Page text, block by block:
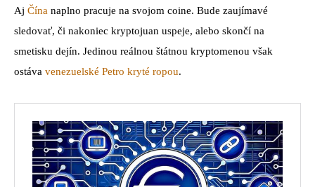
Aj Čína naplno pracuje na svojom coine. Bude zaujímavé
sledovať, či nakoniec kryptojuan uspeje, alebo skončí na
smetisku dejín. Jedinou reálnou štátnou kryptomenou však
ostáva venezuelské Petro kryté ropou.